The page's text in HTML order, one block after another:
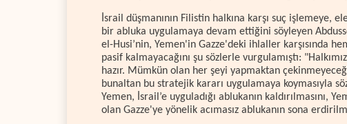
İsrail düşmanının Filistin halkına karşı suç işlemeye,
bir abluka uygulamaya devam ettiğini söyleyen
el-Husi’nin, Yemen'in Gazze'deki ihlaller karşısında
pasif kalmayacağını şu sözlerle vurgulamıştı:
hazır. Mümkün olan her şeyi yapmaktan
bunaltan bu stratejik kararı uygulamaya koymasıyla
Yemen, İsrail’e uyguladığı ablukanın kaldırılmasını,
olan Gazze'ye yönelik acımasız ablukanın sona